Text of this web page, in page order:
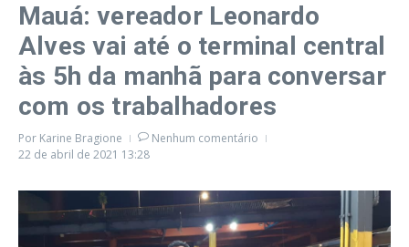
Mauá: vereador Leonardo
Alves vai até o terminal central
às 5h da manhã para conversar
com os trabalhadores
Por Karine Bragione
Nenhum comentário
22 de abril de 2021 13:28